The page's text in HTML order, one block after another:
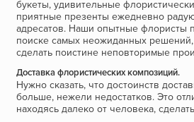
букеты, удивительные
приятные презенты ежедневно
адресатов. Наши опытные флористы
поиске самых неожиданных
сделать поистине неповторимые
Доставка флористических композиций.
Нужно сказать, что достоинств
больше, нежели недостатков. Это
находясь далеко от человека,